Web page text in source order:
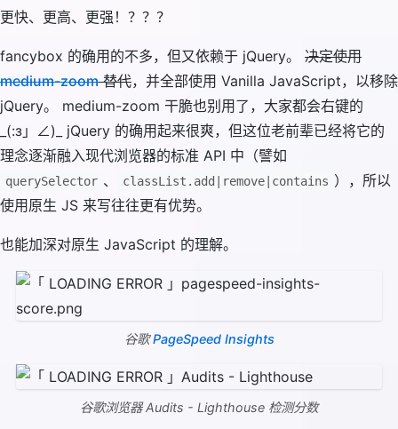
更快、更高、更强！？？？
fancybox 的确用的不多，但又依赖于 jQuery。 决定使用
medium-zoom替代，并全部使用 Vanilla JavaScript，以移除
jQuery。 medium-zoom 干脆也别用了，大家都会右键的
_(:з」∠)_ jQuery 的确用起来很爽，但这位老前辈已经将它的
理念逐渐融入现代浏览器的标准 API 中（譬如
querySelector 、 classList.add|remove|contains ），所以
使用原生 JS 来写往往更有优势。
也能加深对原生 JavaScript 的理解。
谷歌PageSpeed Insights
谷歌浏览器 Audits - Lighthouse 检测分数